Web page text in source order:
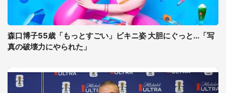
森口博子55歳「もっとすごい」ビキニ姿 大胆にぐっと...「写
真の破壊力にやられた」